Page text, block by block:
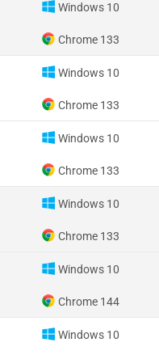
Windows 10
Chrome 133
Windows 10
Chrome 133
Windows 10
Chrome 133
Windows 10
Chrome 133
Windows 10
Chrome 144
Windows 10